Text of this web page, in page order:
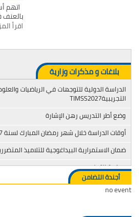
اتهم
اقرأ
بلاغات و مذكرات وزارية
الدراسة الدولية للتوجهات في الرياضيات
التجريبيةTIMSS2027
وضع أطر التدريس رهن الإشارة
أوقات الدراسة خلال شهر رمضان المبارك لسنة 1447 هجرية (2025-2026)
ضمان الاستمرارية البيداغوجية للتلاميذ
محاربة التدخين
أجندة التضامن
no event